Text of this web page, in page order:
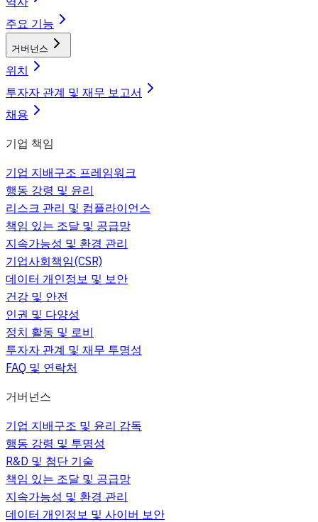
주요 기능
거버넌스
위치
투자자 관계 및 재무 보고서
채용
기업 책임
기업 지배구조 프레임워크
행동 강령 및 윤리
리스크 관리 및 컴플라이언스
책임 있는 조달 및 공급망
지속가능성 및 환경 관리
기업사회책임(CSR)
데이터 개인정보 및 보안
건강 및 안전
인권 및 다양성
정치 활동 및 로비
투자자 관계 및 재무 투명성
FAQ 및 연락처
거버넌스
기업 지배구조 및 윤리 감독
행동 강령 및 투명성
R&D 및 첨단 기술
책임 있는 조달 및 공급망
지속가능성 및 환경 관리
데이터 개인정보 및 사이버 보안